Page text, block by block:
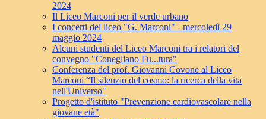
2024
Il Liceo Marconi per il verde urbano
I concerti del liceo "G. Marconi" - mercoledì 29
maggio 2024
Alcuni studenti del Liceo Marconi tra i relatori del
convegno "Conegliano Fu...tura"
Conferenza del prof. Giovanni Covone al Liceo
Marconi “Il silenzio del cosmo: la ricerca della vita
nell'Universo"
Progetto d'istituto "Prevenzione cardiovascolare nella
giovane età"